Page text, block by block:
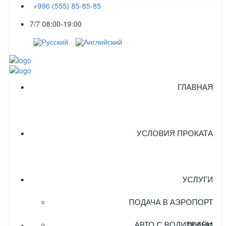
+996 (555) 85-85-85
7/7 08:00-19:00
ГЛАВНАЯ
УСЛОВИЯ ПРОКАТА
УСЛУГИ
ПОДАЧА В АЭРОПОРТ